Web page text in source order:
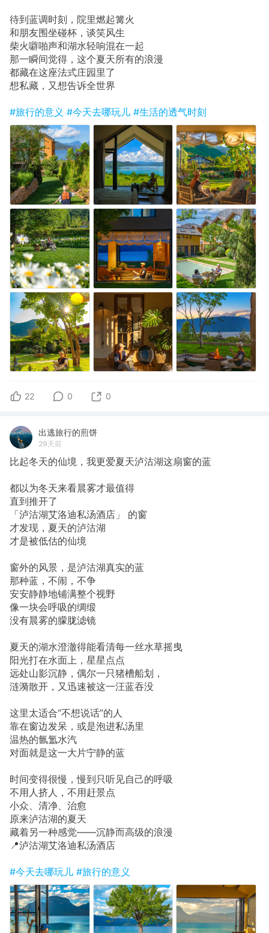
待到蓝调时刻，院里燃起篝火
和朋友围坐碰杯，谈笑风生
柴火噼啪声和湖水轻响混在一起
那一瞬间觉得，这个夏天所有的浪漫
都藏在这座法式庄园里了
想私藏，又想告诉全世界
#旅行的意义 #今天去哪玩儿 #生活的透气时刻
22 0 0
出逃旅行的煎饼
29天前
比起冬天的仙境，我更爱夏天泸沽湖这扇窗的蓝
都以为冬天来看晨雾才最值得
直到推开了
「泸沽湖艾洛迪私汤酒店」 的窗
才发现，夏天的泸沽湖
才是被低估的仙境
窗外的风景，是泸沽湖真实的蓝
那种蓝，不闹，不争
安安静静地铺满整个视野
像一块会呼吸的绸缎
没有晨雾的朦胧滤镜
夏天的湖水澄澈得能看清每一丝水草摇曳
阳光打在水面上，星星点点
远处山影沉静，偶尔一只猪槽船划，
涟漪散开，又迅速被这一汪蓝吞没
这里太适合“不想说话”的人
靠在窗边发呆，或是泡进私汤里
温热的氤氲水汽
对面就是这一大片宁静的蓝
时间变得很慢，慢到只听见自己的呼吸
不用人挤人，不用赶景点
小众、清净、治愈
原来泸沽湖的夏天
藏着另一种感觉——沉静而高级的浪漫
📍泸沽湖艾洛迪私汤酒店
#今天去哪玩儿 #旅行的意义